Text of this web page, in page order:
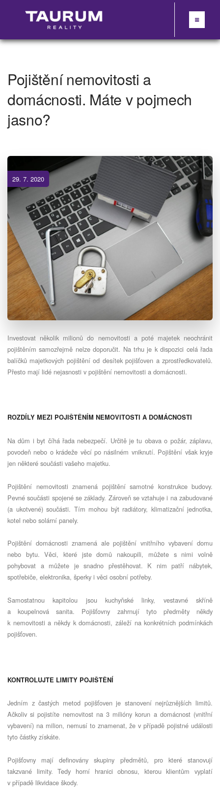
Pojištění nemovitosti a
domácnosti. Máte v pojmech
jasno?
29. 7. 2020
Investovat několik milionů do nemovitosti a poté majetek neochránit
pojištěním samozřejmě nelze doporučit. Na trhu je k dispozici celá řada
balíčků majetkových pojištění od desítek pojišťoven a zprostředkovatelů.
Přesto mají lidé nejasnosti v pojištění nemovitosti a domácnosti.
ROZDÍLY MEZI POJIŠTĚNÍM NEMOVITOSTI A DOMÁCNOSTI
Na dům i byt číhá řada nebezpečí. Určitě je tu obava o požár, záplavu,
povodeň nebo o krádeže věcí po násilném vniknutí. Pojištění však kryje
jen některé součásti vašeho majetku.
Pojištění nemovitosti znamená pojištění samotné konstrukce budovy.
Pevné součásti spojené se základy. Zároveň se vztahuje i na zabudované
(a ukotvené) součásti. Tím mohou být radiátory, klimatizační jednotka,
kotel nebo solární panely.
Pojištění domácnosti znamená ale pojištění vnitřního vybavení domu
nebo bytu. Věci, které jste domů nakoupili, můžete s nimi volně
pohybovat a můžete je snadno přestěhovat. K nim patří nábytek,
spotřebiče, elektronika, šperky i věci osobní potřeby.
Samostatnou kapitolou jsou kuchyňské linky, vestavné skříně
a koupelnová sanita. Pojišťovny zahrnují tyto předměty někdy
k nemovitosti a někdy k domácnosti, záleží na konkrétních podmínkách
pojišťoven.
KONTROLUJTE LIMITY POJIŠTĚNÍ
Jedním z častých metod pojišťoven je stanovení nejrůznějších limitů.
Ačkoliv si pojistíte nemovitost na 3 milióny korun a domácnost (vnitřní
vybavení) na milion, nemusí to znamenat, že v případě pojistné události
tyto částky získáte.
Pojišťovny mají definovány skupiny předmětů, pro které stanovují
takzvané limity. Tedy horní hranici obnosu, kterou klientům vyplatí
v případě likvidace škody.